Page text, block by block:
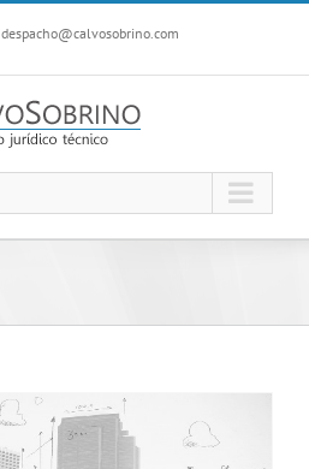
despacho@calvosobrino.com